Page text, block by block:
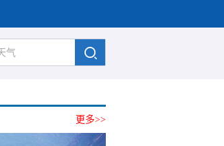
更多>>